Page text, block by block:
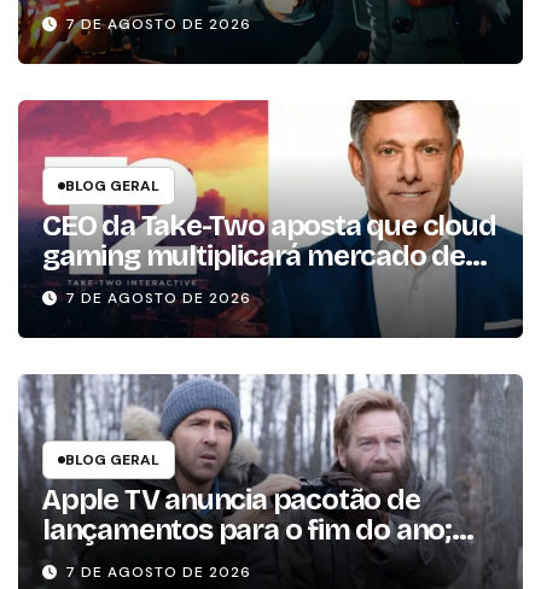
7 DE AGOSTO DE 2026
BLOG GERAL
CEO da Take-Two aposta que cloud
gaming multiplicará mercado de
jogos por 10 em três anos
7 DE AGOSTO DE 2026
BLOG GERAL
Apple TV anuncia pacotão de
lançamentos para o fim do ano;
conheça as produções
7 DE AGOSTO DE 2026